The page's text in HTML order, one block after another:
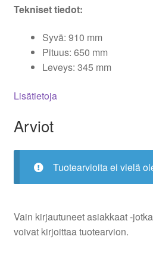
Tekniset tiedot:
Syvä: 910 mm
Pituus: 650 mm
Leveys: 345 mm
Lisätietoja
Arviot
Tuotearvioita ei vielä
Vain kirjautuneet asiakkaat -
voivat kirjoittaa tuotearvion.